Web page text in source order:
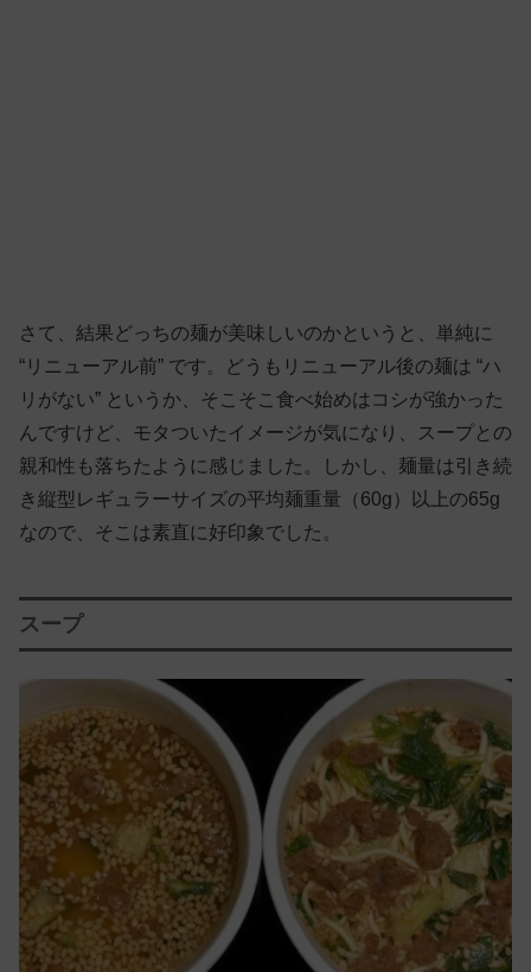
さて、結果どっちの麺が美味しいのかというと、単純に
“リニューアル前” です。どうもリニューアル後の麺は “ハ
リがない” というか、そこそこ食べ始めはコシが強かった
んですけど、モタついたイメージが気になり、スープとの
親和性も落ちたように感じました。しかし、麺量は引き続
き縦型レギュラーサイズの平均麺重量（60g）以上の65g
なので、そこは素直に好印象でした。
スープ